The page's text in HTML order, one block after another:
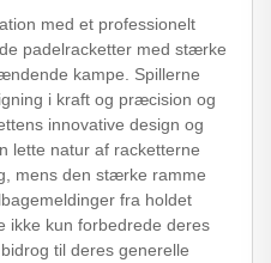
med et professionelt
padelracketter med stærke
kampe. Spillerne
i kraft og præcision og
innovative design og
lette natur af racketterne
mens den stærke ramme
fra holdet
ikke kun forbedrede deres
til deres generelle